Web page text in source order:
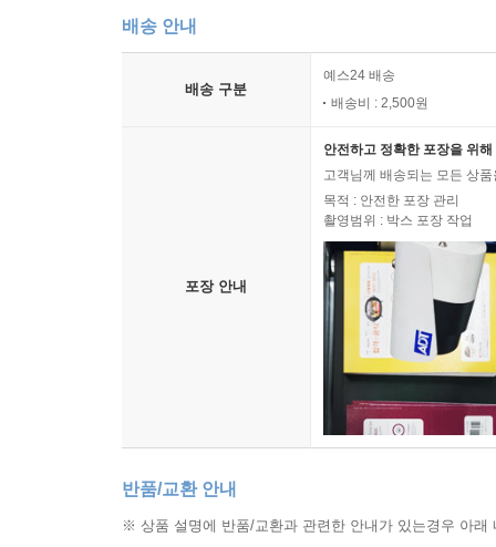
배송 안내
배송 구분
예스24 배송
배송비 : 2,500원
포장 안내
안전하고 정확한 포장을 위
고객님께 배송되는 모든 상
목적 : 안전한 포장 관리
촬영범위 : 박스 포장 작업
반품/교환 안내
※ 상품 설명에 반품/교환과 관련한 안내가 있는경우 아